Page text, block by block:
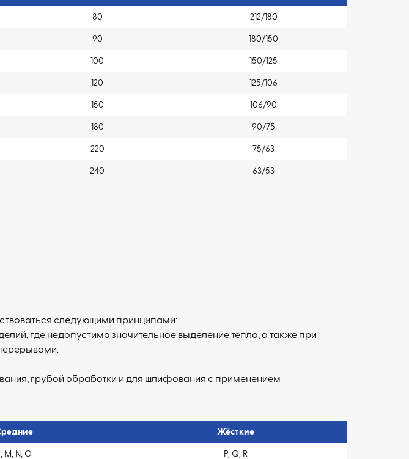
80 212/180
90 180/150
100 150/125
120 125/106
150 106/90
180 90/75
220 75/63
240 63/53
следующими принципами:
где недопустимо значительное выделение тепла, а также при
грубой обработки и для шлифования с применением
Жёсткие
M, N, O P, Q, R